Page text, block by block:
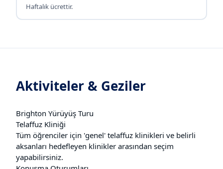
Haftalık ücrettir.
Aktiviteler & Geziler
Brighton Yürüyüş Turu
Telaffuz Kliniği
Tüm öğrenciler için 'genel' telaffuz klinikleri ve belirli
aksanları hedefleyen klinikler arasından seçim
yapabilirsiniz.